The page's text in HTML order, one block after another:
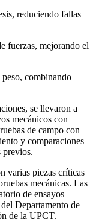
reduciendo fallas
fuerzas, mejorando el
combinando
se llevaron a
mecánicos con
de campo con
y comparaciones
previos.
varias piezas críticas
mecánicas. Las
de ensayos
Departamento de
de la UPCT.